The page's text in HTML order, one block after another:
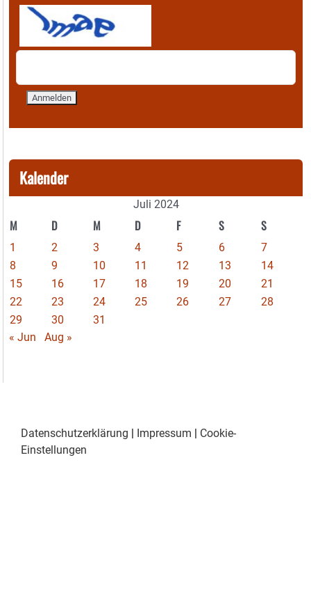
Kalender
Juli 2024
M D M D F S S
1 2 3 4 5 6
7
8
9 10 11 12 13
14
15
16 17 18 19 20
21
22
23 24 25 26 27
28
29
30
31
« Jun
Aug »
Datenschutzerklärung | Impressum | Cookie-
Einstellungen